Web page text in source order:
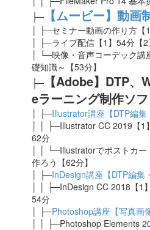
├─ 【ムービー】動画
│ ├─セミナー動画の作り方
│ ├─ライブ配信【1】54分【
│ └─映像・音声コーデック
礎知識～【53分】
├─ 【Adobe】DTP、
eラーニング制作ソフ
│ ├─Illustrator講座【DTP編集
│ │ ├─Illustrator CC 2019【1
62分
│ │ └─Illustratorでポストカ
作ろう【62分】
│ ├─InDesign講座【DTP編集
│ │ ├─InDesign CC 2018【1
54分
│ ├─Photoshop講座【写真画
│ │ ├─Photoshop Elements